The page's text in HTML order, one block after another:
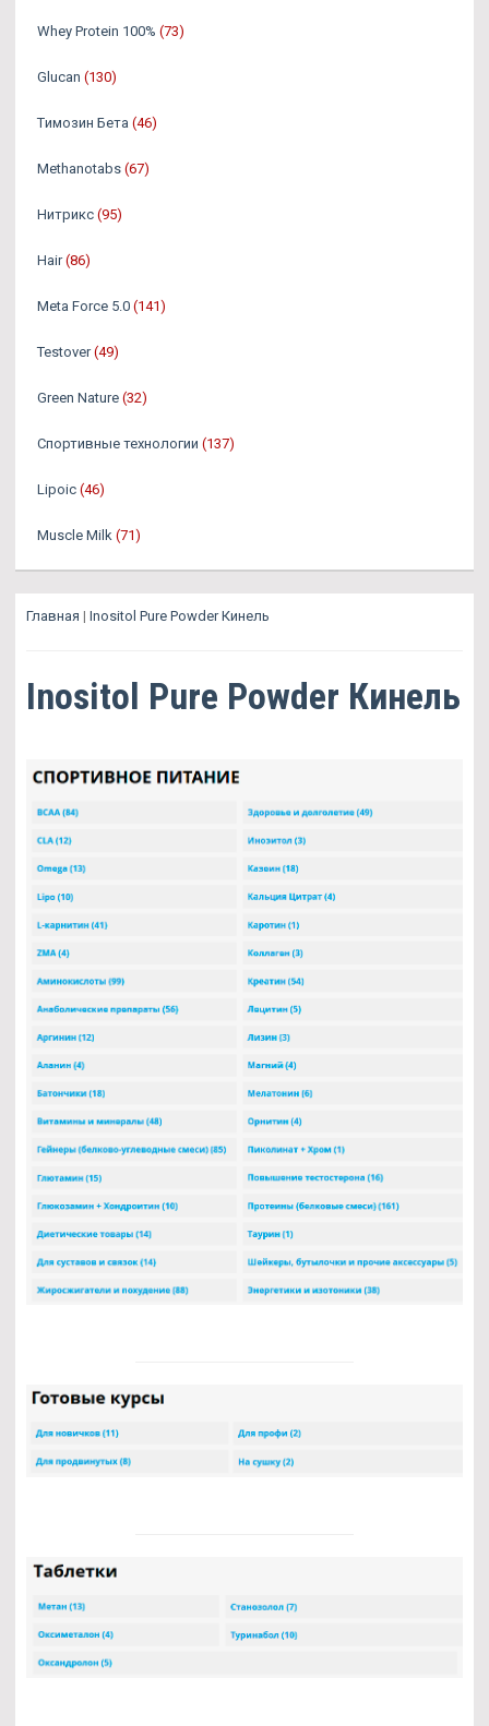
Whey Protein 100% (73)
Glucan (130)
Tимозин Бета (46)
Methanotabs (67)
Нитрикс (95)
Hair (86)
Meta Force 5.0 (141)
Testover (49)
Green Nature (32)
Спортивные технологии (137)
Lipoic (46)
Muscle Milk (71)
Главная | Inositol Pure Powder Кинель
Inositol Pure Powder Кинель